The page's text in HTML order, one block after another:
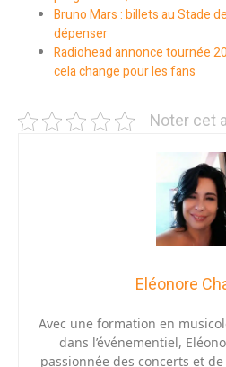
Bruno Mars : billets au Stade
dépenser
Radiohead annonce tournée
cela change pour les fans
Noter cet
Eléonore
Avec une formation en
dans l’événementiel,
passionnée des concerts et